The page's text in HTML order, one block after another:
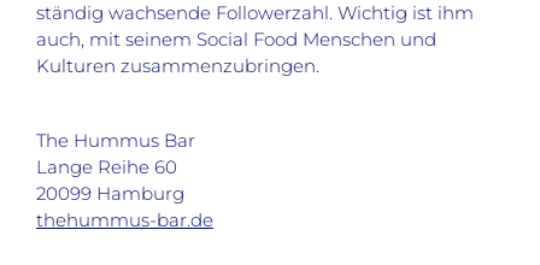
ständig wachsende Followerzahl. Wichtig ist ihm
auch, mit seinem Social Food Menschen und
Kulturen zusammenzubringen.
The Hummus Bar
Lange Reihe 60
20099 Hamburg
thehummus-bar.de